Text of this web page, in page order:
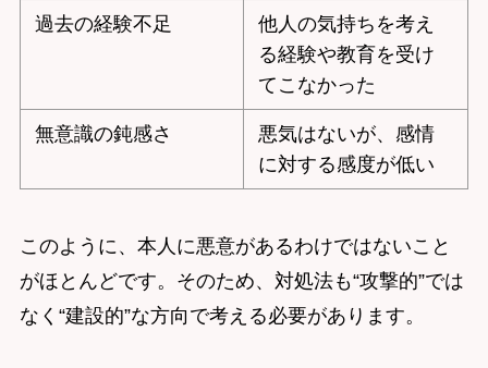
過去の経験不足
他人の気持ちを考え
る経験や教育を受け
てこなかった
無意識の鈍感さ
悪気はないが、感情
に対する感度が低い
このように、本人に悪意があるわけではないこと
がほとんどです。そのため、対処法も“攻撃的”では
なく“建設的”な方向で考える必要があります。